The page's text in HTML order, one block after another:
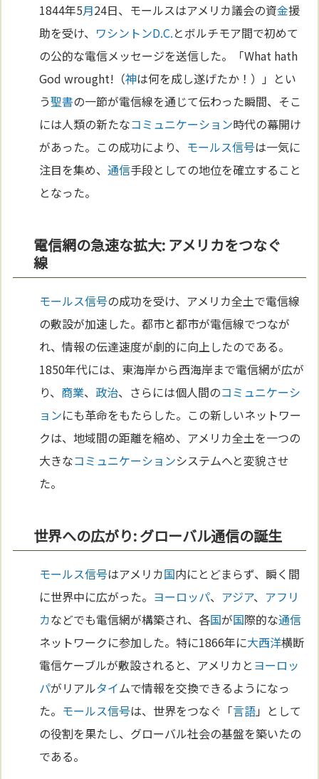
1844年5月24日、モールスはアメリカ議会の資金援
助を受け、 ワシントンD.C.とボルチモア間で初めて
の公的な電信メッセージを送信した。「What hath
God wrought!（神は何を成し遂げたか！）」とい
う聖書の一節が電信線を通じて伝わった瞬間、そこ
には人類の新たなコミュニケーション時代の幕開け
があった。この成功により、 モールス信号は一気に
注目を集め、通信手段としての地位を確立すること
となった。
電信網の急速な拡大: アメリカをつなぐ
線
モールス信号の成功を受け、アメリカ全土で電信線
の敷設が加速した。都市と都市が電信線でつなが
れ、情報の伝達速度が劇的に向上したのである。
1850年代には、東海岸から西海岸まで電信網が広が
り、 商業、 政治、さらには個人間のコミュニケーシ
ョンにも革命をもたらした。この新しいネットワー
クは、地域間の距離を縮め、アメリカ全土を一つの
大きなコミュニケーションシステムへと変貌させ
た。
世界への広がり: グローバル通信の誕生
モールス信号はアメリカ国内にとどまらず、瞬く間
に世界中に広がった。 ヨーロッパ、 アジア、 アフリ
カなどでも電信網が構築され、各国が国際的な通信
ネットワークに参加した。特に1866年に大西洋横断
電信ケーブルが敷設されると、アメリカと ヨーロッ
パがリアルタイムで情報を交換できるようになっ
た。 モールス信号は、世界をつなぐ「言語」として
の役割を果たし、グローバル社会の基盤を築いたの
である。